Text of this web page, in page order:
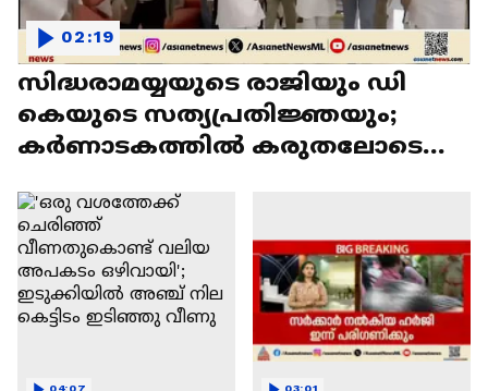
സിദ്ധരാമയ്യയുടെ രാജിയും ഡി
കെയുടെ സത്യപ്രതിജ്ഞയും;
കര്‍ണാടകത്തിൽ കരുതലോടെ
02:19